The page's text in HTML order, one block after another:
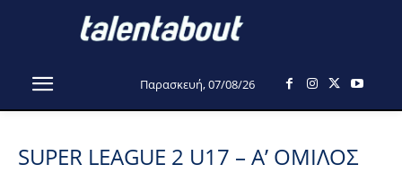
Παρασκευή, 07/08/26
SUPER LEAGUE 2 U17 – Α’ ΟΜΙΛΟΣ